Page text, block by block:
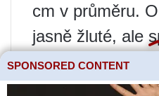
cm v průměru.
jasně žluté, ale
pupenů rákosu
Gazania drsná
SPONSORED CONTENT